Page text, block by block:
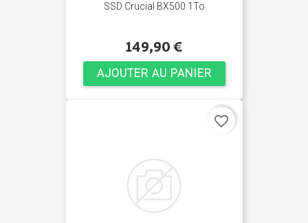
SSD Crucial BX500 1To
149,90 €
AJOUTER AU PANIER
favorite_border